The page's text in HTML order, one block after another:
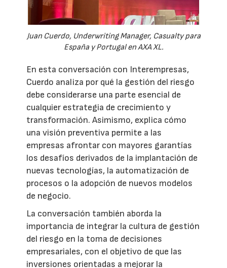
Juan Cuerdo, Underwriting Manager, Casualty para
España y Portugal en AXA XL.
En esta conversación con Interempresas,
Cuerdo analiza por qué la gestión del riesgo
debe considerarse una parte esencial de
cualquier estrategia de crecimiento y
transformación. Asimismo, explica cómo
una visión preventiva permite a las
empresas afrontar con mayores garantías
los desafíos derivados de la implantación de
nuevas tecnologías, la automatización de
procesos o la adopción de nuevos modelos
de negocio.
La conversación también aborda la
importancia de integrar la cultura de gestión
del riesgo en la toma de decisiones
empresariales, con el objetivo de que las
inversiones orientadas a mejorar la